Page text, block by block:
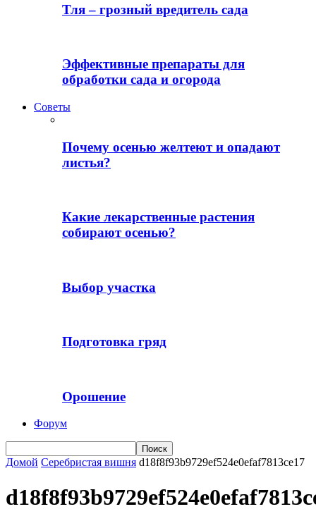
Тля – грозный вредитель сада
Эффективные препараты для
обработки сада и огорода
Советы
Почему осенью желтеют и опадают
листья?
Какие лекарственные растения
собирают осенью?
Выбор участка
Подготовка гряд
Орошение
Форум
Домой Серебристая вишня d18f8f93b9729ef524e0efaf7813ce17